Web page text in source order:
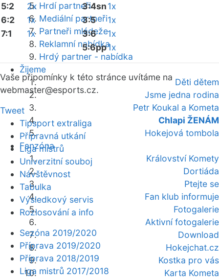
Hrdí partneři
Mediální partneři
Partneři mládeže
Reklamní nabídka
Hrdý partner - nabídka
Žijeme
Děti dětem
Jsme jedna rodina
Petr Koukal a Kometa
Chlapi ŽENÁM
Hokejová tombola
Fanzóna
Království Komety
Dortiáda
Ptejte se
Fan klub informuje
Fotogalerie
Aktivní fotogalerie
Download
Hokejchat.cz
Kostka pro vás
Karta Kometa
5:2
2x
6:2
1x
7:1
1x
3:4sn1x
3:5
1x
3:6
1x
5:6pp1x
Vaše připomínky k této stránce uvítáme na
webmaster@esports.cz.
Tweet
Tipsport extraliga
Přípravná utkání
Liga mistrů
Univerzitní souboj
Návštěvnost
Tabulka
Výsledkový servis
Rozlosování a info
Sezóna 2019/2020
Příprava 2019/2020
Příprava 2018/2019
Liga mistrů 2017/2018